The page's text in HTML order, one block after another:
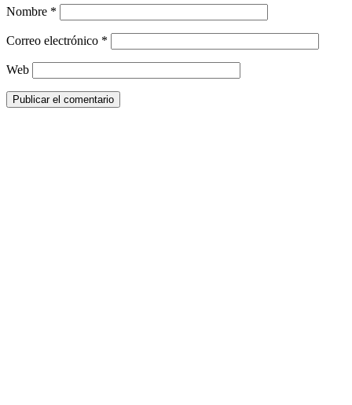
Nombre *
Correo electrónico *
Web